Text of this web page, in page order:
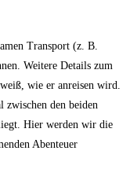
Transport (z. B.
Weitere Details zum
wie er anreisen wird.
zwischen den beiden
Hier werden wir die
Abenteuer